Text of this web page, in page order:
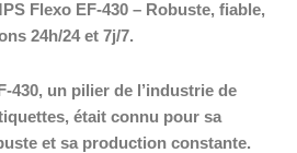
Flexo EF-430 – Robuste, fiable,
24h/24 et 7j/7.
430, un pilier de l’industrie de
était connu pour sa
et sa production constante.